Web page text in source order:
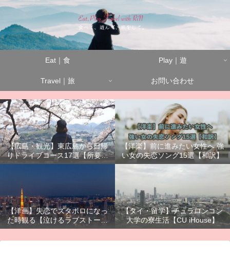
Eat｜食 Play｜遊
Travel｜旅 お問い合わせ
【広島・観光】東広島から日帰
りドライブコース17選【所要時
間別】
【洋楽】前に進みたい女性へ 強
い女の失恋ソング15選【和訳】
【洋画】失恋でズタボロになっ
た時観る【泣けるラブストーリ
ーまとめ】
【タイ・留学】チュラロンコン
大学の寮生活【CU iHouse】